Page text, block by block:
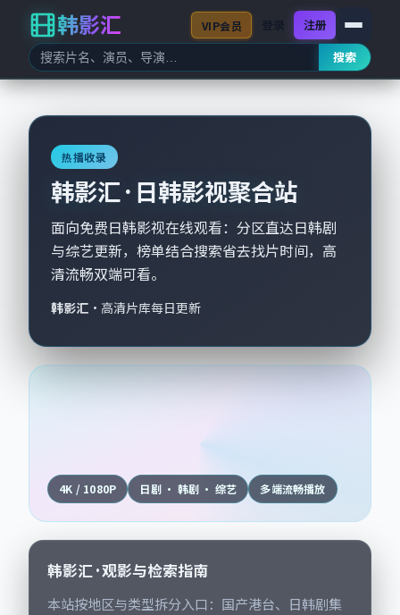
韩影汇
搜索
VIP会员 注册
热播收录
韩影汇 · 日韩影视聚合站
面向免费日韩影视在线观看：分区直达日韩剧
与综艺更新，榜单结合搜索省去找片时间，高
清流畅双端可看。
韩影汇 · 高清片库每日更新
4K / 1080P 日剧 · 韩剧 · 综艺 多端流畅播放
韩影汇 · 观影与检索指南
本站按地区与类型拆分入口：国产港台、日韩剧集